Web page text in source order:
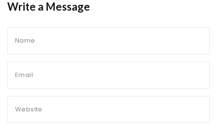
Write a Message